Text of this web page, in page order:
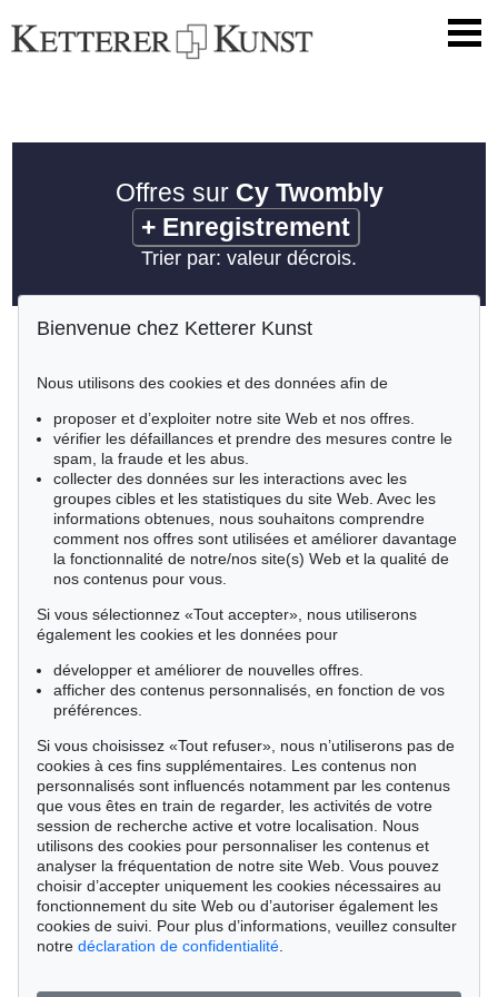
Offres sur Cy Twombly
+ Enregistrement
Trier par: valeur décrois.
Vente 611 - lot 126000568
Cy Twombly
Gladings (Love´s Infinite Causes)
,1973
Estimation:€ 70,000
Bienvenue chez Ketterer Kunst
Nous utilisons des cookies et des données afin de
proposer et d’exploiter notre site Web et nos offres.
vérifier les défaillances et prendre des mesures contre le
spam, la fraude et les abus.
collecter des données sur les interactions avec les
groupes cibles et les statistiques du site Web. Avec les
informations obtenues, nous souhaitons comprendre
comment nos offres sont utilisées et améliorer davantage
la fonctionnalité de notre/nos site(s) Web et la qualité de
nos contenus pour vous.
Si vous sélectionnez «Tout accepter», nous utiliserons
également les cookies et les données pour
développer et améliorer de nouvelles offres.
afficher des contenus personnalisés, en fonction de vos
préférences.
Si vous choisissez «Tout refuser», nous n’utiliserons pas de
cookies à ces fins supplémentaires. Les contenus non
personnalisés sont influencés notamment par les contenus
que vous êtes en train de regarder, les activités de votre
session de recherche active et votre localisation. Nous
utilisons des cookies pour personnaliser les contenus et
analyser la fréquentation de notre site Web. Vous pouvez
choisir d’accepter uniquement les cookies nécessaires au
fonctionnement du site Web ou d’autoriser également les
cookies de suivi. Pour plus d’informations, veuillez consulter
notre déclaration de confidentialité